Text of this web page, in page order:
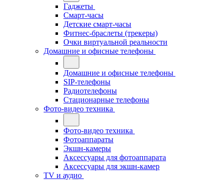
Гаджеты
Смарт-часы
Детские смарт-часы
Фитнес-браслеты (трекеры)
Очки виртуальной реальности
Домашние и офисные телефоны
Домашние и офисные телефоны
SIP-телефоны
Радиотелефоны
Стационарные телефоны
Фото-видео техника
Фото-видео техника
Фотоаппараты
Экшн-камеры
Аксессуары для фотоаппарата
Аксессуары для экшн-камер
TV и аудио